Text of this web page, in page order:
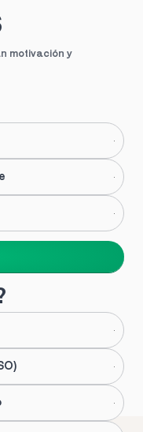
motivación y